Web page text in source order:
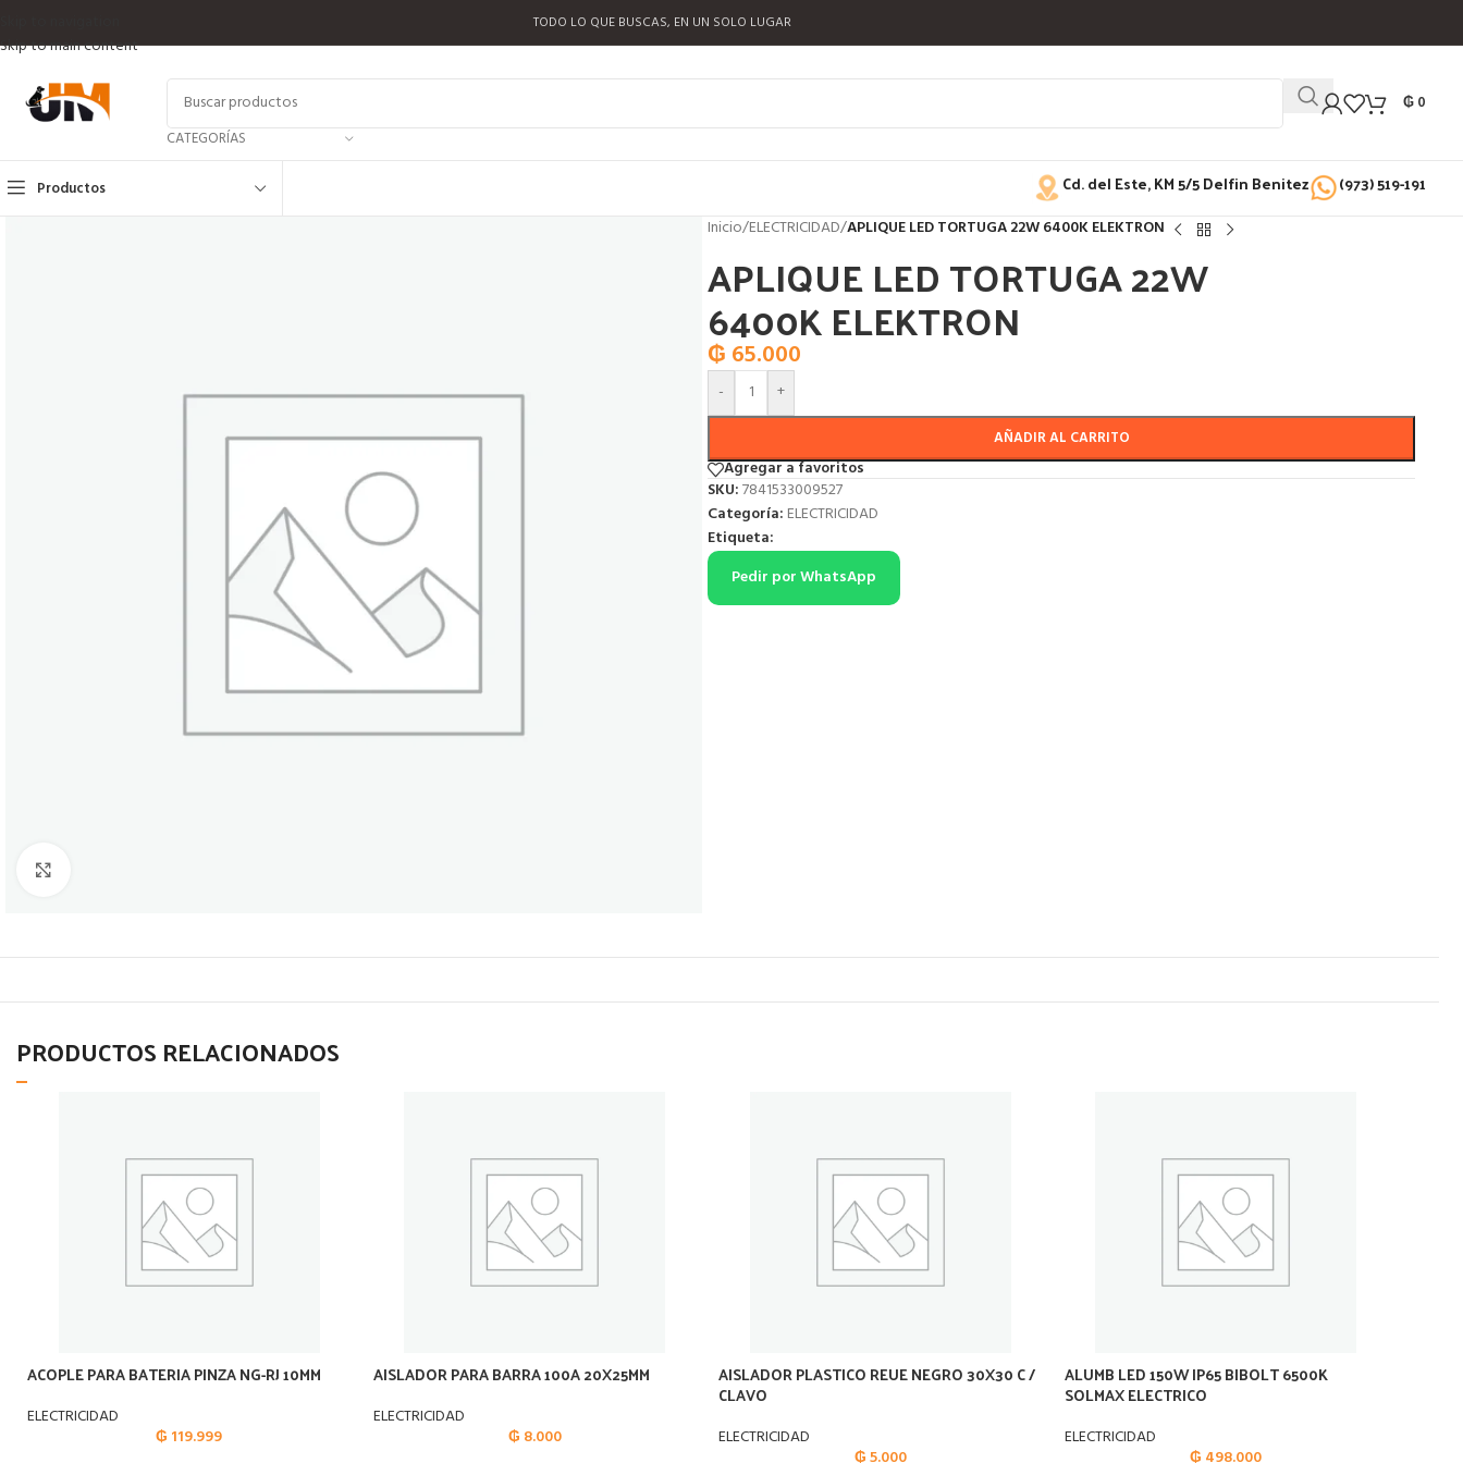
Skip to main content
TODO LO QUE BUSCAS, EN UN SOLO LUGAR
CATEGORÍAS
₲0
Productos Cd. del Este, KM 5/5 Delfin Benitez (973) 519-191
Inicio/ELECTRICIDAD/APLIQUE LED TORTUGA 22W 6400K ELEKTRON
APLIQUE LED TORTUGA 22W
6400K ELEKTRON
₲ 65.000
- +
AÑADIR AL CARRITO
Agregar a favoritos
SKU:7841533009527
Categoría: ELECTRICIDAD
Etiqueta:
Pedir por WhatsApp
PRODUCTOS RELACIONADOS
ACOPLE PARA BATERIA PINZA NG-RJ 10MM
ELECTRICIDAD
₲ 119.999
AISLADOR PARA BARRA 100A 20X25MM
ELECTRICIDAD
₲ 8.000
AISLADOR PLASTICO REUE NEGRO 30X30 C /
CLAVO
ELECTRICIDAD
ALUMB LED 150W IP65 BIBOLT 6500K
SOLMAX ELECTRICO
ELECTRICIDAD